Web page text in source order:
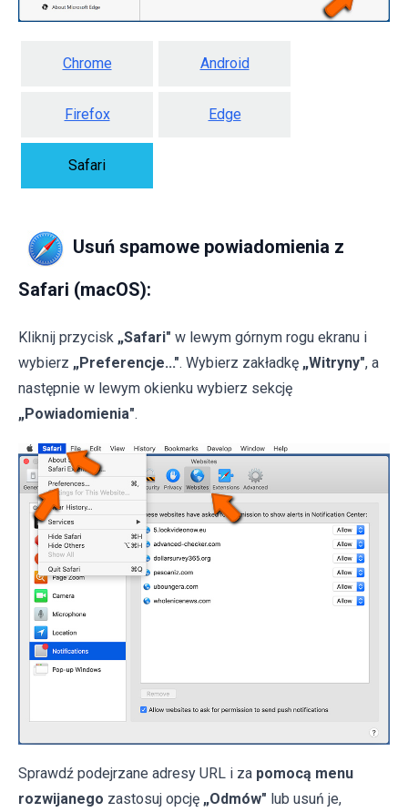
Chrome Android
Firefox Edge
Safari
Usuń spamowe powiadomienia z
Safari (macOS):
Kliknij przycisk „Safari" w lewym górnym rogu ekranu i
wybierz „Preferencje...". Wybierz zakładkę „Witryny", a
następnie w lewym okienku wybierz sekcję
„Powiadomienia".
Sprawdź podejrzane adresy URL i za pomocą menu
rozwijanego zastosuj opcję „Odmów" lub usuń je,